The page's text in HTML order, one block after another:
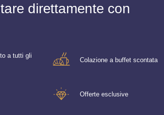
direttamente con
a tutti gli
Colazione a buffet scontata
Offerte esclusive